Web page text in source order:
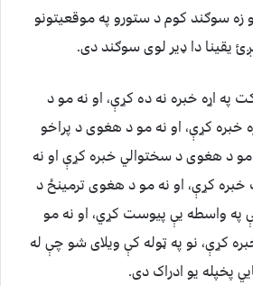
76] ژباړه: نو زه سوګند کوم د ستورو په موقعیتونو
یقینا دا ډیر لوی سوګند دی.
په اړه خبره نه ده کړې، او نه مو د
کړې، او نه مو د هغوی د پراخو
مو د هغوی د سختوالي خبره کړې او نه
کړې، او نه مو د هغوی ترمینځ د
واسطه یې پیوست کړي، او نه مو
کړې، نو په ټوله کې ویلای شو چې له
پخپله یو ادراک دی.